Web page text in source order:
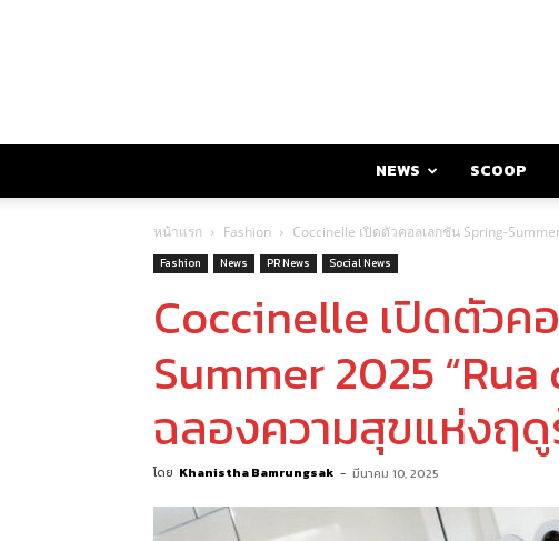
NEWS SCOOP
หน้าแรก Fashion Coccinelle เปิดตัวคอลเลกชัน Spring-
Fashion News PR News Social News
Coccinelle เปิดตัวค
Summer 2025
ฉลองความสุขแห่งฤ
โดย Khanistha Bamrungsak - มีนาคม 10, 2025